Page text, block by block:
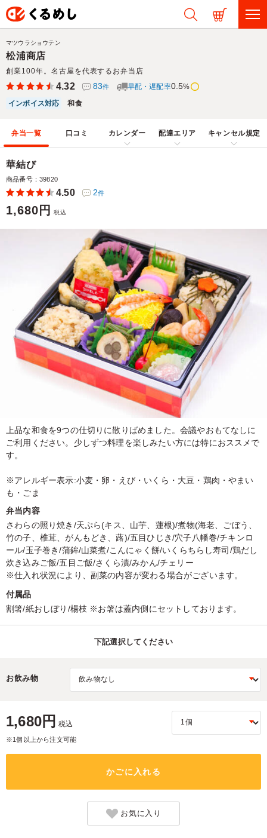
松浦商店
創業100年。名古屋を代表するお弁当店
マツウラショウテン
4.32 83件 早配・遅配率0.5%
インボイス対応
和食
弁当一覧 口コミ カレンダー 配達エリア キャンセル規定
華結び
商品番号：39820
4.50 2件
1,680円 税込
上品な和食を9つの仕切りに散りばめました。会議やおもてなしに
ご利用ください。少しずつ料理を楽しみたい方には特におススメで
す。
※アレルギー表示:小麦・卵・えび・いくら・大豆・鶏肉・やまい
も・ごま
弁当内容
さわらの照り焼き/天ぷら(キス、山芋、蓮根)/煮物(海老、ごぼう、
竹の子、椎茸、がんもどき、蕗)/五目ひじき/穴子八幡巻/チキンロ
ール/玉子巻き/蒲鉾/山菜煮/こんにゃく餅/いくらちらし寿司/鶏だし
炊き込みご飯/五目ご飯/さくら漬/みかん/チェリー
※仕入れ状況により、副菜の内容が変わる場合がございます。
付属品
割箸/紙おしぼり/楊枝 ※お箸は蓋内側にセットしております。
下記選択してください
お飲み物
1,680円 税込
※1個以上から注文可能
かごに入れる
お気に入り